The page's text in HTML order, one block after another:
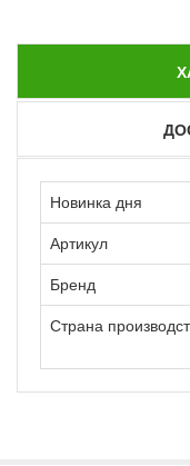
Новинка дня
Артикул
Бренд
Страна